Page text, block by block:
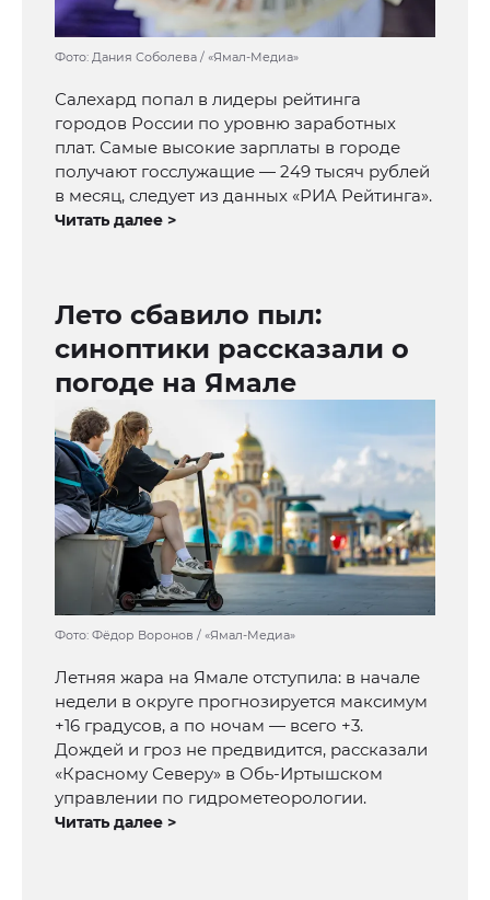
Фото: Дания Соболева / «Ямал-Медиа»
Салехард попал в лидеры рейтинга
городов России по уровню заработных
плат. Самые высокие зарплаты в городе
получают госслужащие — 249 тысяч рублей
в месяц, следует из данных «РИА Рейтинга».
Читать далее >
Лето сбавило пыл:
синоптики рассказали о
погоде на Ямале
Фото: Фёдор Воронов / «Ямал-Медиа»
Летняя жара на Ямале отступила: в начале
недели в округе прогнозируется максимум
+16 градусов, а по ночам — всего +3.
Дождей и гроз не предвидится, рассказали
«Красному Северу» в Обь-Иртышском
управлении по гидрометеорологии.
Читать далее >